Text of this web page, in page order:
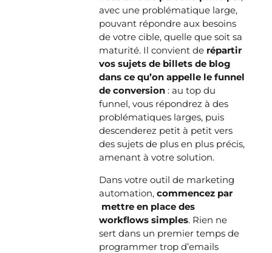
avec une problématique large,
pouvant répondre aux besoins
de votre cible, quelle que soit sa
maturité. Il convient de répartir
vos sujets de billets de blog
dans ce qu’on appelle le funnel
de conversion : au top du
funnel, vous répondrez à des
problématiques larges, puis
descenderez petit à petit vers
des sujets de plus en plus précis,
amenant à votre solution.
Dans votreoutil de marketing
automation,commencez par
mettre en place des
workflows simples. Rien ne
sert dans un premier temps de
programmer trop d’emails